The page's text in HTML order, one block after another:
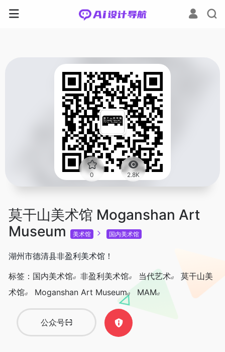
0 2.8K
莫干山美术馆 Moganshan Art
Museum
美术馆 国内美术馆
湖州市德清县非盈利美术馆！
标签： 国内美术馆 非盈利美术馆 当代艺术
莫干山美
术馆
Moganshan Art Museum MAM
公众号